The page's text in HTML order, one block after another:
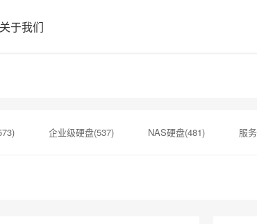
关于我们
企业级硬盘(537) NAS硬盘(481) 服